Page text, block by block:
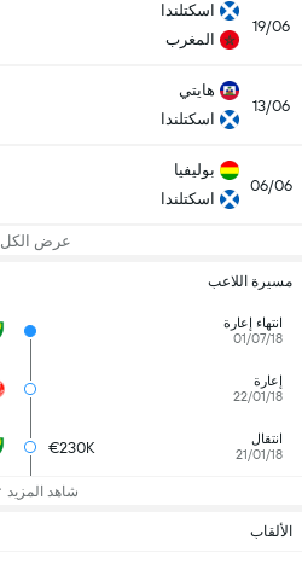
19/06
اسكتلندا
المغرب
13/06
هايتي
اسكتلندا
06/06
بوليفيا
اسكتلندا
عرض الكل
مسيرة اللاعب
انتهاء إعارة
01/07/18
إعارة
22/01/18
انتقال
21/01/18
€230K
شاهد المزيد
الألقاب